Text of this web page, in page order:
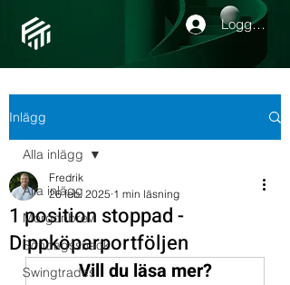
Logga in
Inlägg
Alla inlägg
Morgonbrev
Söndagssnack
Swingtrades
Alla inlägg
1 position stoppad -
Dippköparportföljen
Fredrik
26 feb. 2025 1 min läsning
Vill du läsa mer?